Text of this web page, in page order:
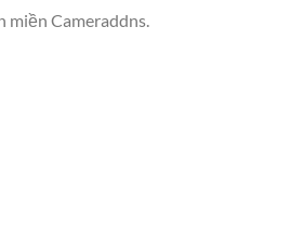
miền Cameraddns.